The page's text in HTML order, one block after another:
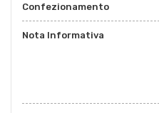
Confezionamento
Nota Informativa